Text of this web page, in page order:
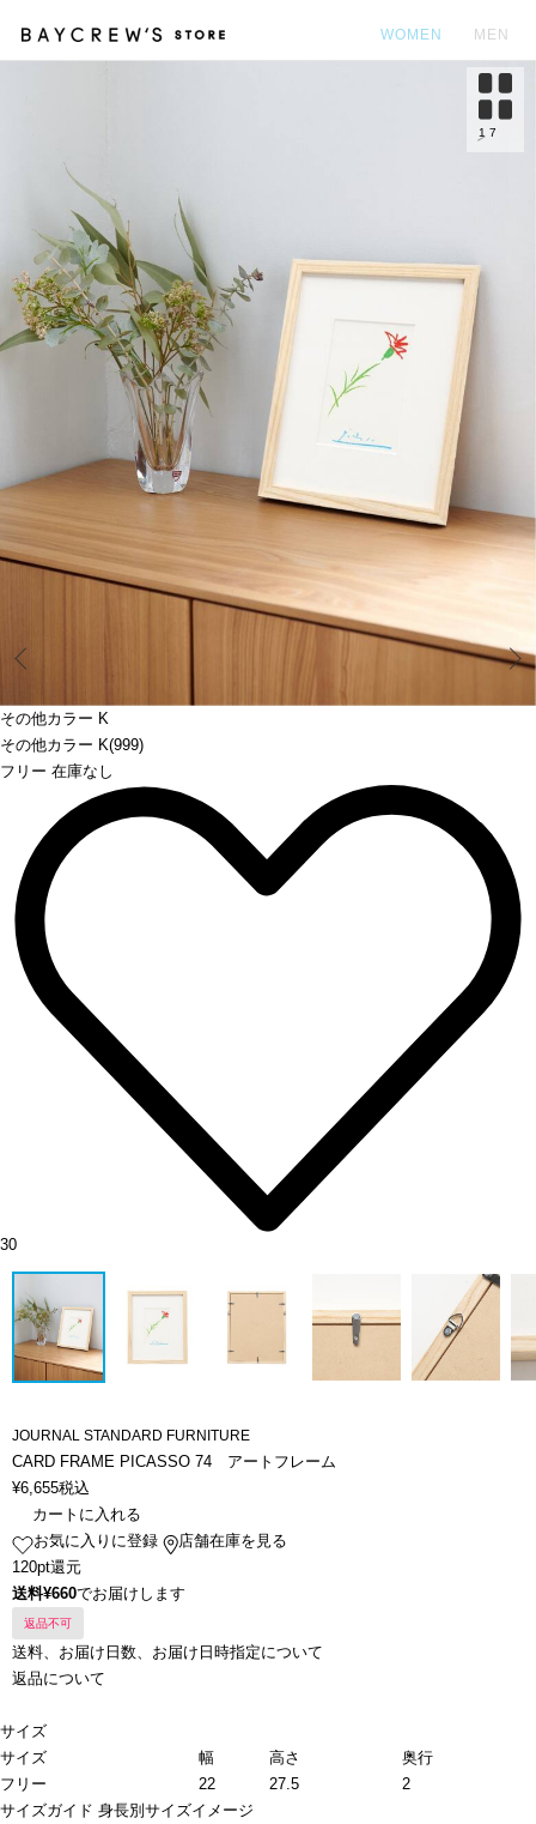
WOMEN MEN
その他カラー K
その他カラー K(999)
フリー 在庫なし
1 7
30
JOURNAL STANDARD FURNITURE
CARD FRAME PICASSO 74 アートフレーム
¥6,655税込
カートに入れる
お気に入りに登録
店舗在庫を見る
120pt還元
送料¥660でお届けします
返品不可
送料、お届け日数、お届け日時指定について
返品について
サイズ
サイズ
幅 高さ
奥行
フリー
22 27.5
2
サイズガイド 身長別サイズイメージ